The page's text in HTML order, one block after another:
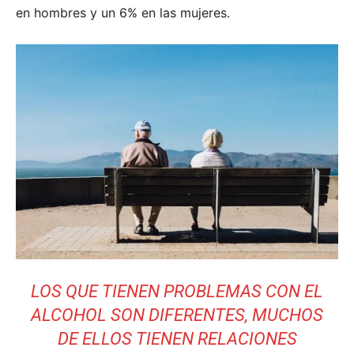
en hombres y un 6% en las mujeres.
LOS QUE TIENEN PROBLEMAS CON EL
ALCOHOL SON DIFERENTES, MUCHOS
DE ELLOS TIENEN RELACIONES